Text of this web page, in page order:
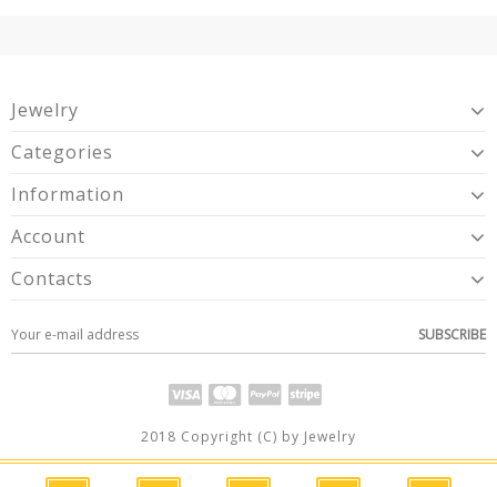
Jewelry
Categories
Information
Account
Contacts
2018 Copyright (C) by Jewelry
SUBSCRIBE